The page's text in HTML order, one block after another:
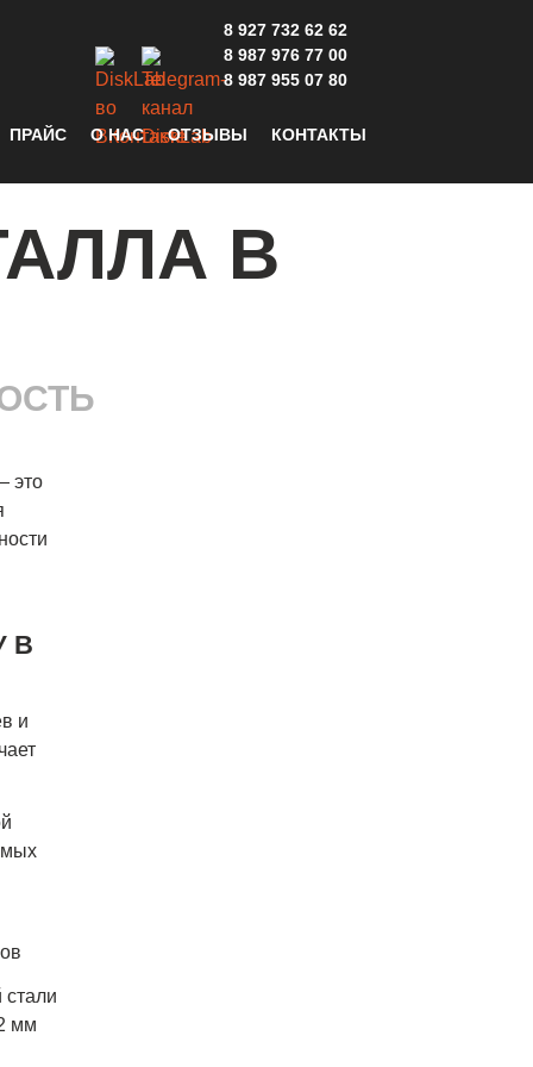
8 927 732 62 62
8 987 976 77 00
8 987 955 07 80
ПРАЙС О НАС ОТЗЫВЫ КОНТАКТЫ
В
это
В
и
мм